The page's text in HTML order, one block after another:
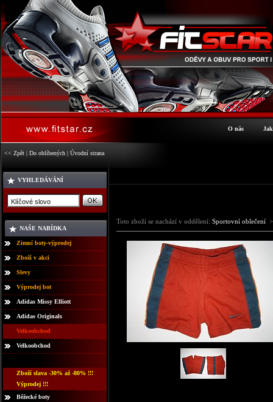
O nás
<< Zpět | Do oblíbených | Úvodní strana
VYHLEDÁVÁNÍ
NAŠE NABÍDKA
Zimní boty-výprodej
Zboží v akci
Slevy
Výprodej bot
Adidas Missy Elliott
Adidas Originals
Velkoobchod
Velkoobchod
Zboží slava -30% až -80% !!!
Výprodej !!!
Běžecké boty
Toto zboží se nachází v oddělení: Sportovní oblečení